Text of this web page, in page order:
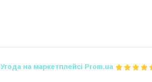
Угода на маркетплейсі Prom.ua